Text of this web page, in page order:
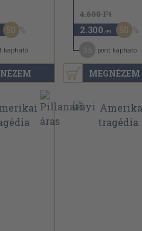
50
kapható
MEGNÉZEM
4.600 Ft
2.300 ,-Ft 50
pont kapható